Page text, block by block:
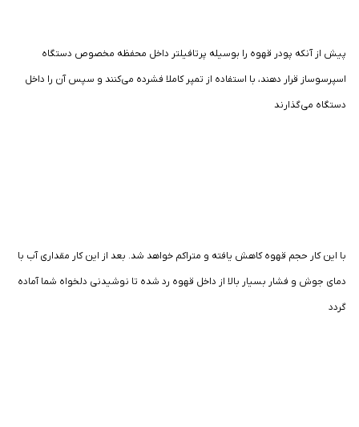
پیش از آنکه پودر قهوه را بوسیله پرتافیلتر داخل محفظه مخصوص دستگاه
اسپرسوساز قرار دهند، با استفاده از تمپر کاملا فشرده می‌کنند و سپس آن را داخل
دستگاه می‌گذارند
با این کار حجم قهوه کاهش یافته و متراکم خواهد شد. بعد از این کار مقداری آب با
دمای جوش و فشار بسیار بالا از داخل قهوه رد شده تا نوشیدنی دلخواه شما آماده
گردد